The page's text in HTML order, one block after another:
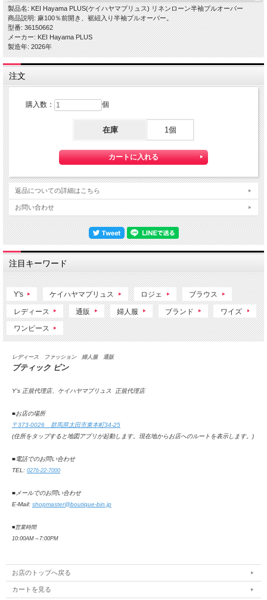
製品名: KEI Hayama PLUS(ケイハヤマプリュス) リネンローン半袖プルオーバー
商品説明: 麻100％前開き、裾紐入り半袖プルオーバー。
型番: 36150662
メーカー: KEI Hayama PLUS
製造年: 2026年
注文
購入数： 個
在庫 1個
返品についての詳細はこちら
お問い合わせ
注目キーワード
Y's ケイハヤマプリュス ロジェ ブラウス
レディース 通販 婦人服 ブランド ワイズ
ワンピース
レディース ファッション 婦人服 通販
ブティック ビン
Y's 正規代理店、ケイハヤマプリュス 正規代理店
■お店の場所
〒373-0026 群馬県太田市東本町34-25
(住所をタップすると地図アプリが起動します。 現在地からお店へのルートを表示します。 )
■電話でのお問い合わせ
TEL: 0276-22-7000
■メールでのお問い合わせ
E-Mail: shopmaster@boutique-bin.jp
■営業時間
10:00AM ～ 7:00PM
お店のトップへ戻る
カートを見る